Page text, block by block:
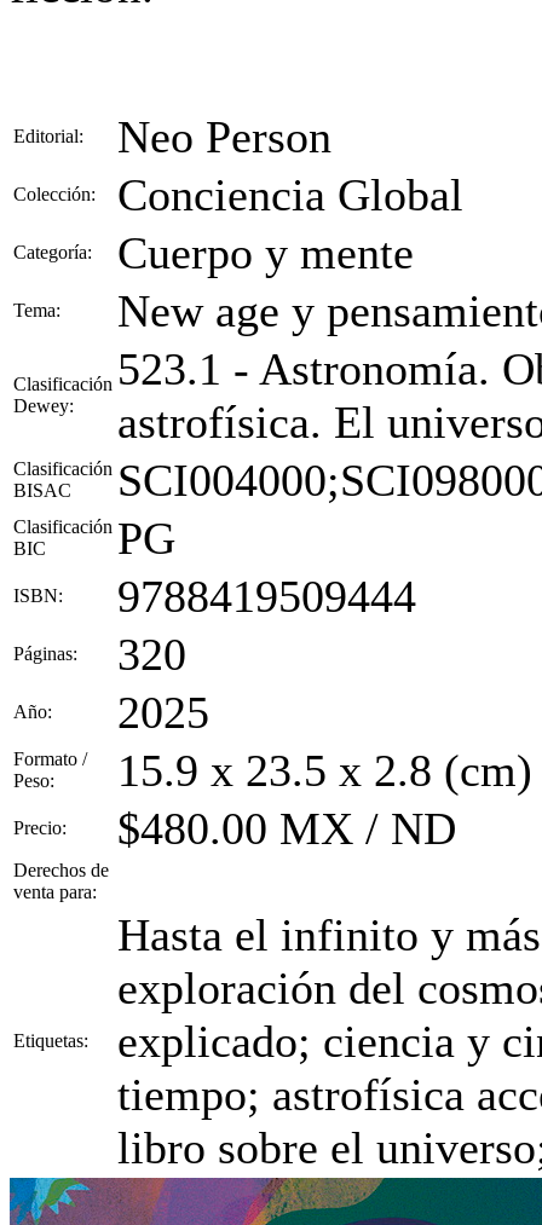
Editorial: Neo Person
Colección: Conciencia Global
Categoría: Cuerpo y mente
Tema: New age y
Clasificación
Dewey:
523.1 - Astronomía.
astrofísica. El
Clasificación
BISAC
Clasificación
BIC
PG
ISBN: 9788419509444
Páginas: 320
Año: 2025
Formato /
Peso:
15.9 x 23.5 x 2.8
Precio: $480.00 MX / ND
Derechos de
venta para:
Etiquetas:
Hasta el infinito y
exploración del
explicado; ciencia y
tiempo; astrofísica
libro sobre el